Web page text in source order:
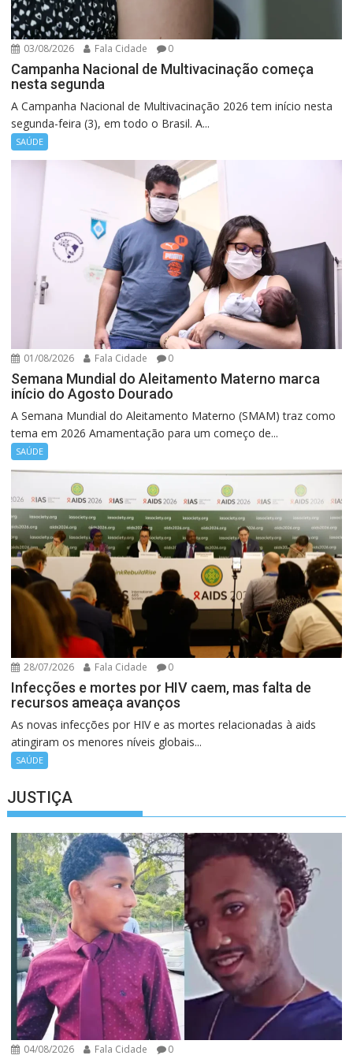
03/08/2026 Fala Cidade 0
Campanha Nacional de Multivacinação começa
nesta segunda
A Campanha Nacional de Multivacinação 2026 tem início nesta
segunda-feira (3), em todo o Brasil. A...
SAÚDE
01/08/2026 Fala Cidade 0
Semana Mundial do Aleitamento Materno marca
início do Agosto Dourado
A Semana Mundial do Aleitamento Materno (SMAM) traz como
tema em 2026 Amamentação para um começo de...
SAÚDE
28/07/2026 Fala Cidade 0
Infecções e mortes por HIV caem, mas falta de
recursos ameaça avanços
As novas infecções por HIV e as mortes relacionadas à aids
atingiram os menores níveis globais...
SAÚDE
JUSTIÇA
04/08/2026 Fala Cidade 0